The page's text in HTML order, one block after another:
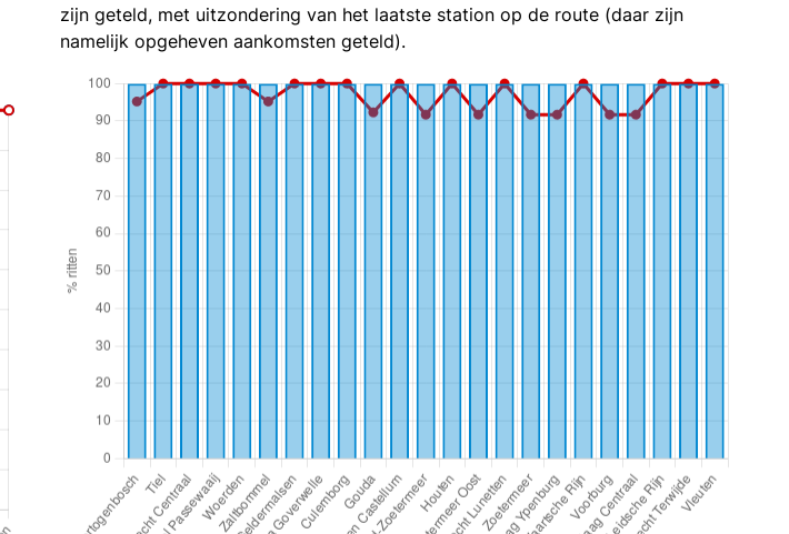
zijn geteld, met uitzondering van het laatste station op de route (daar zijn
namelijk opgeheven aankomsten geteld).